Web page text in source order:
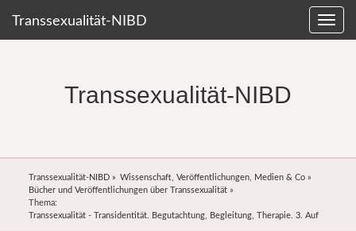
Transsexualität-NIBD
Transsexualität-NIBD
Transsexualität-NIBD» Wissenschaft, Veröffentlichungen, Medien & Co »
Bücher und Veröffentlichungen über Transsexualität»
Thema:
Transsexualität - Transidentität. Begutachtung, Begleitung, Therapie. 3. Auf